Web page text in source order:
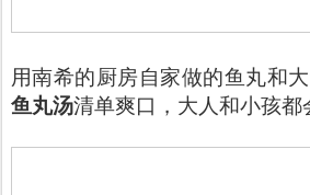
用南希的厨房自家做的鱼丸和
鱼丸汤清单爽口，大人和小孩都